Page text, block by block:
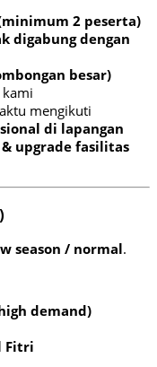
2 peserta)
digabung dengan
besar)
mengikuti
di lapangan
upgrade fasilitas
season / normal.
demand)
Fitri